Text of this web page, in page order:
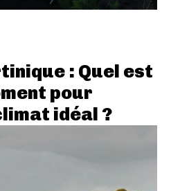
: Quel est
pour
idéal ?